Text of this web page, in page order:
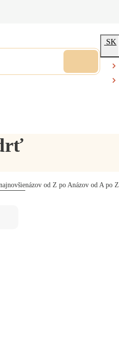
SK
názov od Z po Anázov od A po Z